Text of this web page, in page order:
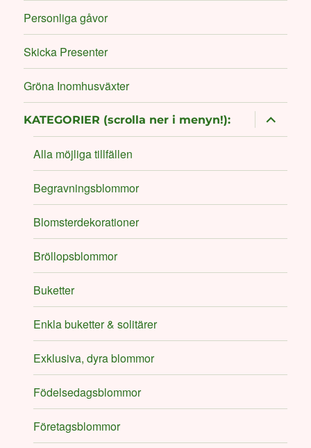
Personliga gåvor
Skicka Presenter
Gröna Inomhusväxter
KATEGORIER (scrolla ner i menyn!):
expand
child
menu
Alla möjliga tillfällen
Begravningsblommor
Blomsterdekorationer
Bröllopsblommor
Buketter
Enkla buketter & solitärer
Exklusiva, dyra blommor
Födelsedagsblommor
Företagsblommor